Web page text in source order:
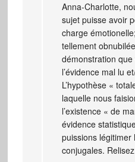
Anna-Charlotte,
sujet puisse avoir
charge
tellement
démonstration
l’évidence mal lu
L’hypothèse «
laquelle nous
l’existence « de
évidence
puissions légitimer
conjugales.